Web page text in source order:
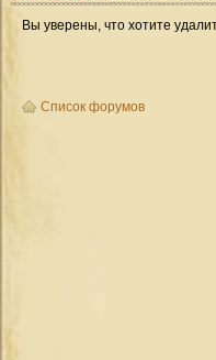
Вы уверены, что хотите
Список форумов